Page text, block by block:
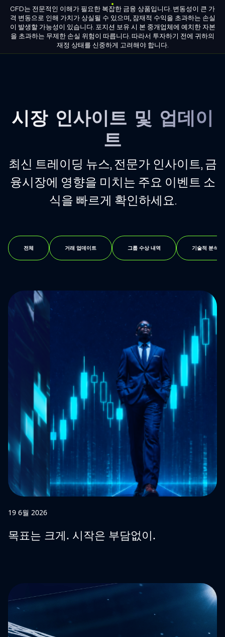
그룹 라이선스 KO 파트너 되기
CFD는 전문적인 이해가 필요한 복잡한 금융 상품입니다. 변동성이 큰 가
격 변동으로 인해 가치가 상실될 수 있으며, 잠재적 수익을 초과하는 손실
이 발생할 가능성이 있습니다. 포지션 보유 시 본 중개업체에 예치한 자본
을 초과하는 무제한 손실 위험이 따릅니다. 따라서 투자하기 전에 귀하의
재정 상태를 신중하게 고려해야 합니다.
M4Markets
Regulated
시장 인사이트 및 업데이
트
최신 트레이딩 뉴스, 전문가 인사이트, 금
융시장에 영향을 미치는 주요 이벤트 소
식을 빠르게 확인하세요.
전체 거래 업데이트 그룹 수상 내역 기술적 분석
19 6월 2026
목표는 크게. 시작은 부담없이.